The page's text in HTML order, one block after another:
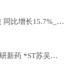
2025年1-10月中国铝合金累计产量1576.0吨 同比增长15.7%_视讯
涨停雷达：ST板块+面退博弈+医药制造+在研新药 *ST苏吴触及涨停